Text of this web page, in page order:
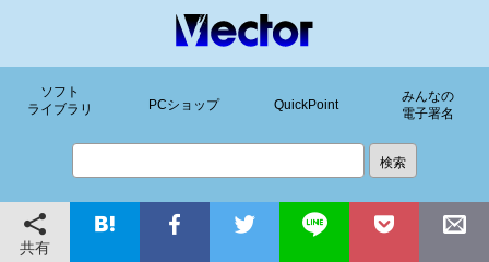
ソフト
ライブラリ
PCショップ QuickPoint
みんなの
電子署名
共有